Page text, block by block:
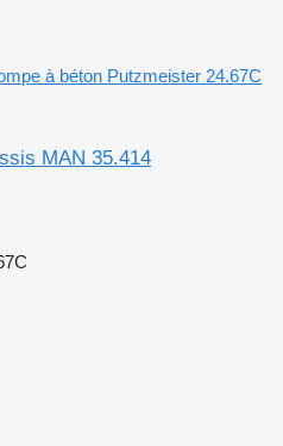
à béton Putzmeister 24.67C
MAN 35.414